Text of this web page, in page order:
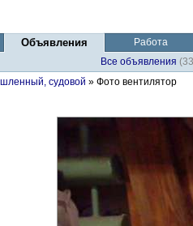
Объявления
Работа
Все объявления
судовой » Фото вентилятор